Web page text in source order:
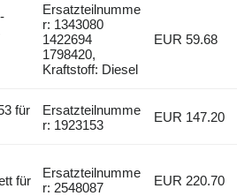
Ersatzteilnumme
r: 1343080
1422694
1798420,
Kraftstoff: Diesel
EUR 59.68
für
Ersatzteilnumme
r: 1923153
EUR 147.20
für
Ersatzteilnumme
r: 2548087
EUR 220.70